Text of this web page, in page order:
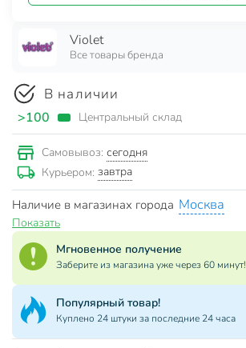
Violet
Все товары бренда
В наличии
>100 Центральный склад
Самовывоз: сегодня
Курьером: завтра
Наличие в магазинах города Москва
Показать
Мгновенное получение
Заберите из магазина уже через 60 минут!
Популярный товар!
Куплено 24 штуки за последние 24 часа